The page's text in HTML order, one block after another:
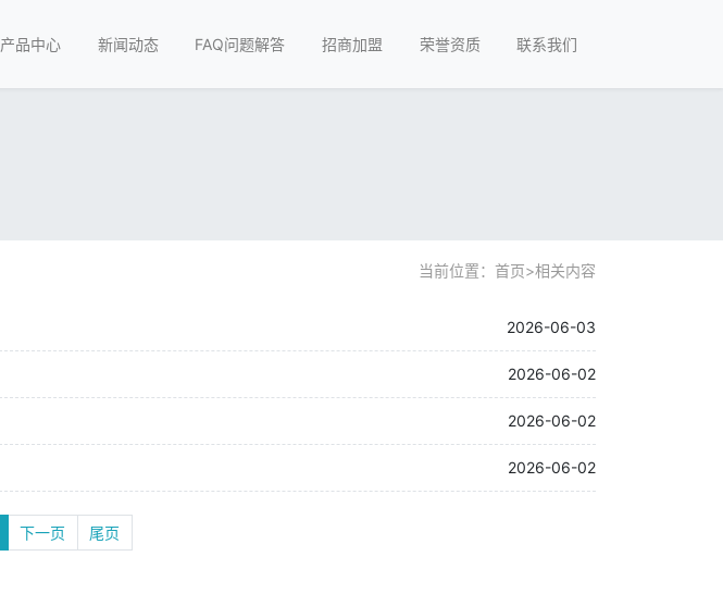
产品中心 新闻动态 FAQ问题解答 招商加盟 荣誉资质 联系我们
当前位置： 首页>相关内容
2026-06-03
2026-06-02
2026-06-02
2026-06-02
下一页 尾页